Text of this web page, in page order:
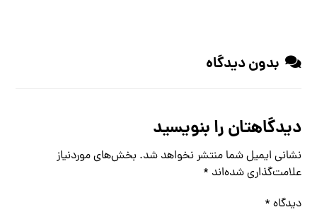
بدون دیدگاه
دیدگاهتان را بنویسید
نشانی ایمیل شما منتشر نخواهد شد. بخش‌های موردنیاز
علامت‌گذاری شده‌اند *
دیدگاه *